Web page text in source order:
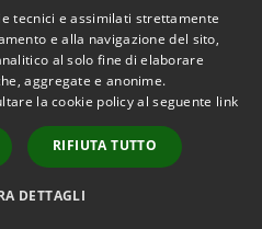
Copyright © 2026 • Comune di
Spoleto • Powered by
Municipium•
Accesso
redazione
tecnici e assimilati strettamente
e alla navigazione del sito,
al solo fine di elaborare
aggregate e anonime.
la cookie policy al seguente link
RIFIUTA TUTTO
DETTAGLI